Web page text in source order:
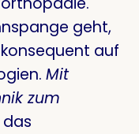
geht,
auf
Mit
zum